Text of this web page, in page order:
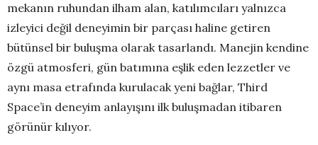
mekanın ruhundan ilham alan, katılımcıları yalnızca
izleyici değil deneyimin bir parçası haline getiren
bütünsel bir buluşma olarak tasarlandı. Manejin kendine
özgü atmosferi, gün batımına eşlik eden lezzetler ve
aynı masa etrafında kurulacak yeni bağlar, Third
Space’in deneyim anlayışını ilk buluşmadan itibaren
görünür kılıyor.